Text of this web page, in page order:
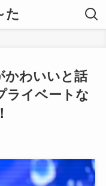
た
かわいいと話
ライベートな